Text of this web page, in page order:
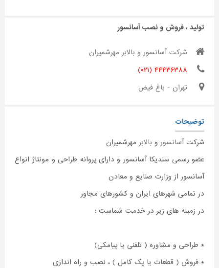
تولید ، فروش و نصب آسانسور
شرکت آسانسور و بالابر مهرشمیران
۴۴۴۳۶۳۸۸ (۰۲۱)
تهران - باغ فیض
توضیحات
شرکتآسانسور و بالابر مهرشمیران
عضو رسمی سندیکا آسانسور و دارای پروانه طراحی و مونتاژ انواع
آسانسور از وزارت صنایع و معادن
در تمامی شهرهای ایران و کشورهای مجاور
در زمینه های زیر در خدمت شماست :
* طراحی و مشاوره ( تلفنی یا پیامکی)
* فروش ( قطعات یا پک کامل ) ، نصب و راه اندازی